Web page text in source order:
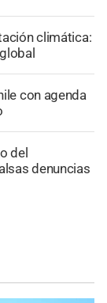
climática:
con agenda
del
denuncias